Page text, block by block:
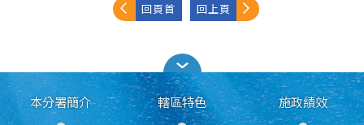
回頁首 回上頁
本分署簡介 轄區特色 施政績效